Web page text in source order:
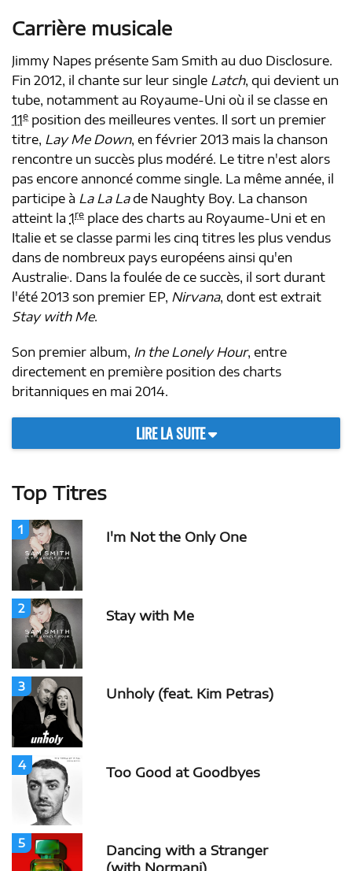
Carrière musicale
Jimmy Napes présente Sam Smith au duo Disclosure.
Fin 2012, il chante sur leur single Latch, qui devient un
tube, notamment au Royaume-Uni où il se classe en
11e position des meilleures ventes. Il sort un premier
titre, Lay Me Down, en février 2013 mais la chanson
rencontre un succès plus modéré. Le titre n'est alors
pas encore annoncé comme single. La même année, il
participe à La La Lade Naughty Boy. La chanson
atteint la 1re place des charts au Royaume-Uni et en
Italie et se classe parmi les cinq titres les plus vendus
dans de nombreux pays européens ainsi qu'en
Australie,. Dans la foulée de ce succès, il sort durant
l'été 2013 son premier EP, Nirvana, dont est extrait
Stay with Me.
Son premier album, In the Lonely Hour, entre
directement en première position des charts
britanniques en mai 2014.
LIRE LA SUITE
Top Titres
1 I'm Not the Only One
2 Stay with Me
3 Unholy (feat. Kim Petras)
4 Too Good at Goodbyes
5
Dancing with a Stranger
(with Normani)